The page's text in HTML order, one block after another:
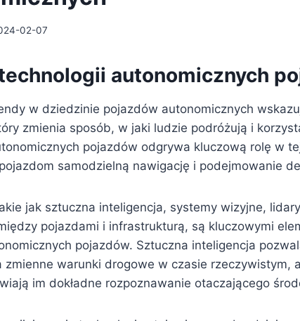
02-07
autonomicznych
w dziedzinie pojazdów autonomicznych
zmienia sposób, w jaki ludzie podróżują i
pojazdów odgrywa kluczową rolę w
samodzielną nawigację i podejmowanie
jak sztuczna inteligencja, systemy wizyjne,
pojazdami i infrastrukturą, są kluczowymi
pojazdów. Sztuczna inteligencja
zmienne warunki drogowe w czasie rzeczywistym,
im dokładne rozpoznawanie otaczającego